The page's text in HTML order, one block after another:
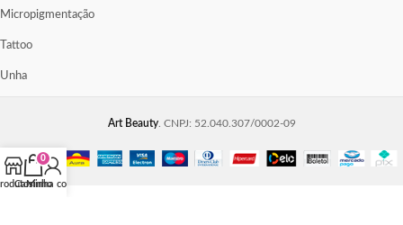
Micropigmentação
Tattoo
Unha
Art Beauty. CNPJ: 52.040.307/0002-09
0
Carrinho
Minha conta